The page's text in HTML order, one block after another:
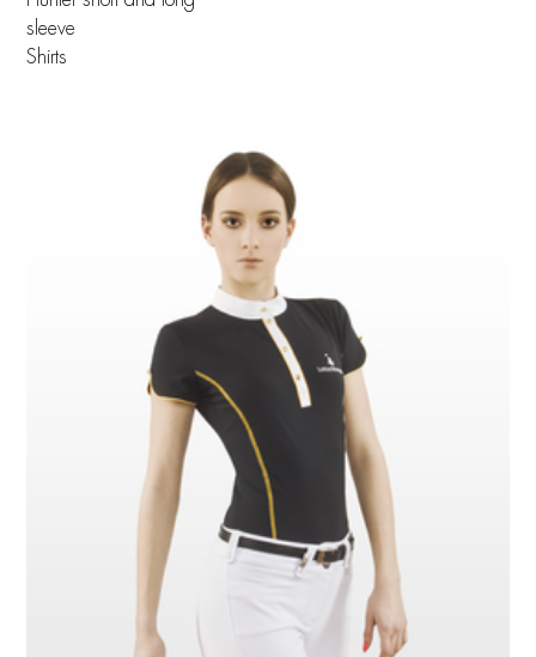
sleeve
Shirts